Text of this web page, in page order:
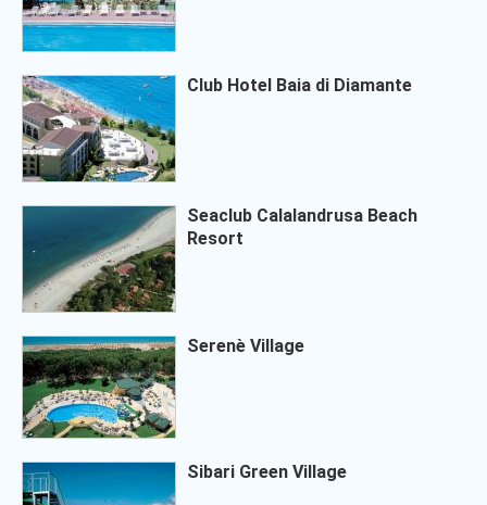
Club Hotel Baia di Diamante
Seaclub Calalandrusa Beach
Resort
Serenè Village
Sibari Green Village